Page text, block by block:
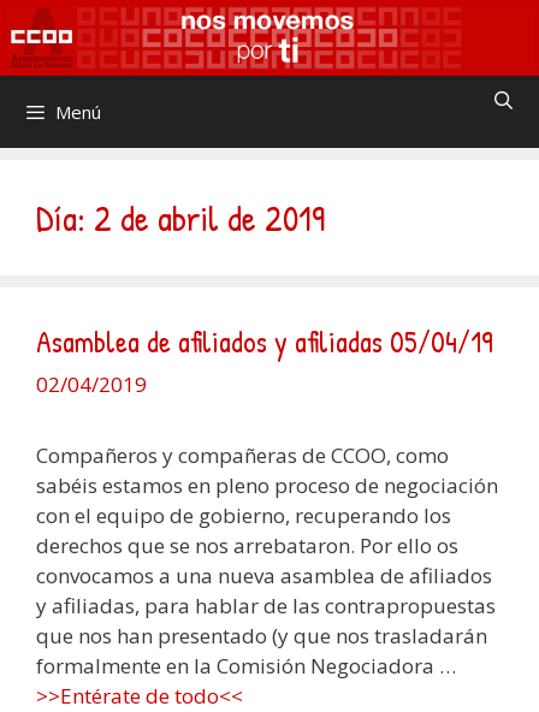
Saltar
al
contenido
Menú
Día: 2 de abril de 2019
Asamblea de afiliados y afiliadas 05/04/19
02/04/2019
Compañeros y compañeras de CCOO, como
sabéis estamos en pleno proceso de negociación
con el equipo de gobierno, recuperando los
derechos que se nos arrebataron. Por ello os
convocamos a una nueva asamblea de afiliados
y afiliadas, para hablar de las contrapropuestas
que nos han presentado (y que nos trasladarán
formalmente en la Comisión Negociadora …
>>Entérate de todo<<